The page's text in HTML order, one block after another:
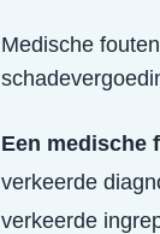
Medische
Een medische
verkeerde
verkeerde